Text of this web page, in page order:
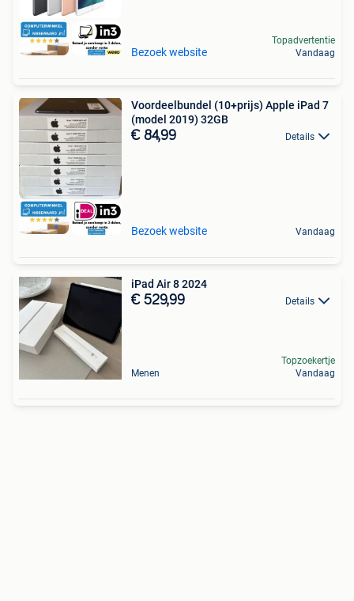
Bezoek website
Topadvertentie
Vandaag
Voordeelbundel (10+prijs) Apple iPad 7
(model 2019) 32GB
€ 84,99 Details
Bezoek website Vandaag
iPad Air 8 2024
€ 529,99 Details
Menen
Topzoekertje
Vandaag